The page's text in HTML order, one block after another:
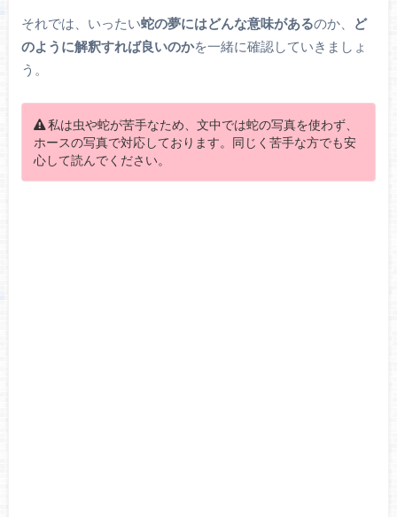
それでは、いったい蛇の夢にはどんな意味があるのか、
ど
のように解釈すれば良いのかを一緒に確認していきましょ
う。
私は虫や蛇が苦手なため、文中では蛇の写真を使わず、
ホースの写真で対応しております。同じく苦手な方でも安
心して読んでください。